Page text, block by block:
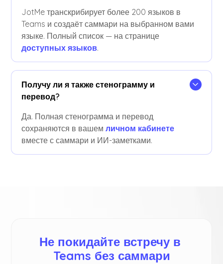
JotMe транскрибирует более 200 языков в
Teams и создаёт саммари на выбранном вами
языке. Полный список — на странице
доступных языков.
Получу ли я также стенограмму и
перевод?
Да. Полная стенограмма и перевод
сохраняются в вашемличном кабинете
вместе с саммари и ИИ-заметками.
Не покидайте встречу в
Teams без саммари